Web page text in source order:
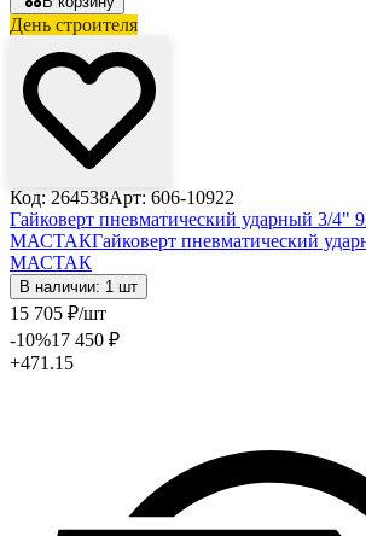
День строителя
Код: 264538Арт: 606-10922
Гайковерт пневматический ударный 3/4"
МАСТАКГайковерт пневматический
МАСТАК
В наличии: 1 шт
15 705 ₽/шт
-10%17 450 ₽
+471.15